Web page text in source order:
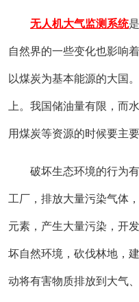
无人机大气监测系统
自然界的一些变化也影响
以煤炭为基本能源的大国
上。我国储油量有限，而
用煤炭等资源的时候要主
破坏生态环境的行为
工厂，排放大量污染气体
元素，产生大量污染，开
坏自然环境，砍伐林地，
动将有害物质排放到大气